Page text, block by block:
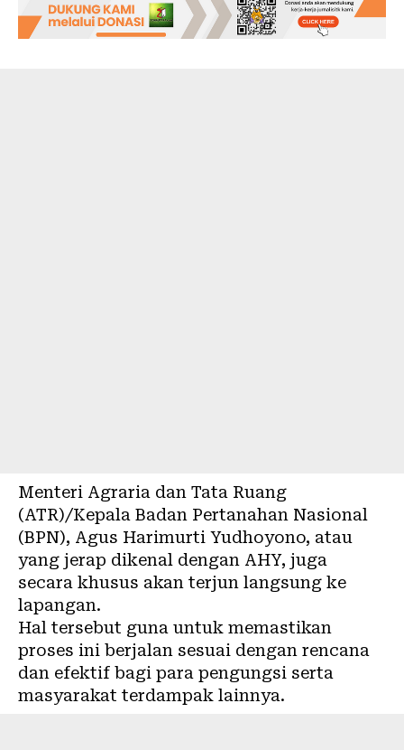
Menteri Agraria dan Tata Ruang
(ATR)/Kepala Badan Pertanahan Nasional
(BPN), Agus Harimurti Yudhoyono, atau
yang jerap dikenal dengan AHY, juga
secara khusus akan terjun langsung ke
lapangan.
Hal tersebut guna untuk memastikan
proses ini berjalan sesuai dengan rencana
dan efektif bagi para pengungsi serta
masyarakat terdampak lainnya.